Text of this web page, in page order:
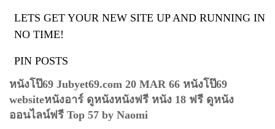
LETS GET YOUR NEW SITE UP AND RUNNING IN
NO TIME!
PIN POSTS
ป้ายกำกับ:หนัง69
หนังโป๊69 Jubyet69.com 20 MAR 66 หนังโป๊69
websiteหนังอาร์ ดูหนังหนังฟรี หนัง 18 ฟรี ดูหนัง
ออนไลน์ฟรี Top 57 by Naomi